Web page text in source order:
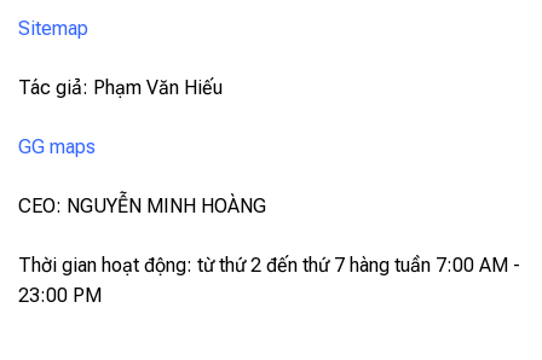
Sitemap
Tác giả: Phạm Văn Hiếu
GG maps
CEO: NGUYỄN MINH HOÀNG
Thời gian hoạt động: từ thứ 2 đến thứ 7 hàng tuần 7:00 AM -
23:00 PM